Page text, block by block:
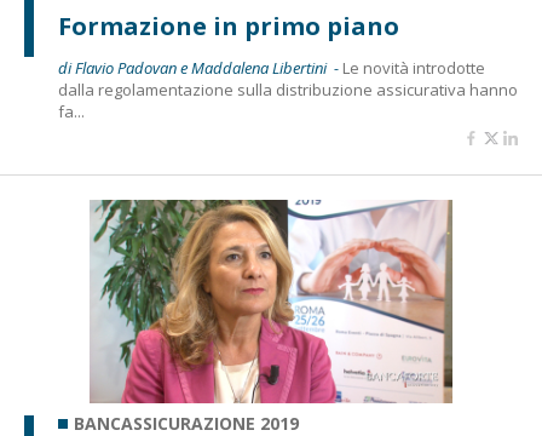
Formazione in primo piano
di Flavio Padovan e Maddalena Libertini - Le novità introdotte
dalla regolamentazione sulla distribuzione assicurativa hanno
fa...
BANCASSICURAZIONE 2019